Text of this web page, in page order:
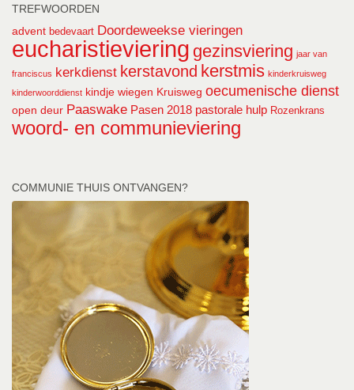
TREFWOORDEN
advent bedevaart Doordeweekse vieringen
eucharistieviering gezinsviering jaar van
franciscus kerkdienst kerstavond kerstmis kinderkruisweg
kinderwoorddienst kindje wiegen Kruisweg oecumenische dienst
open deur Paaswake Pasen 2018 pastorale hulp Rozenkrans
woord- en communieviering
COMMUNIE THUIS ONTVANGEN?